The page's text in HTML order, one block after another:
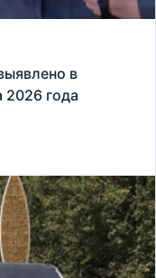
в
2026 года